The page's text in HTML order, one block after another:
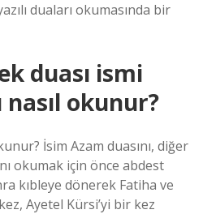
duaları okumasında bir
duası ismi
nasıl okunur?
İsim Azam duasını, diğer
okumak için önce abdest
kıbleye dönerek Fatiha ve
Ayetel Kürsi’yi bir kez